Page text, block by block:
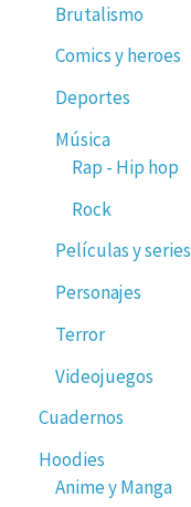
Brutalismo
Comics y heroes
Deportes
Música
Rap - Hip hop
Rock
Películas y series
Personajes
Terror
Videojuegos
Cuadernos
Hoodies
Anime y Manga